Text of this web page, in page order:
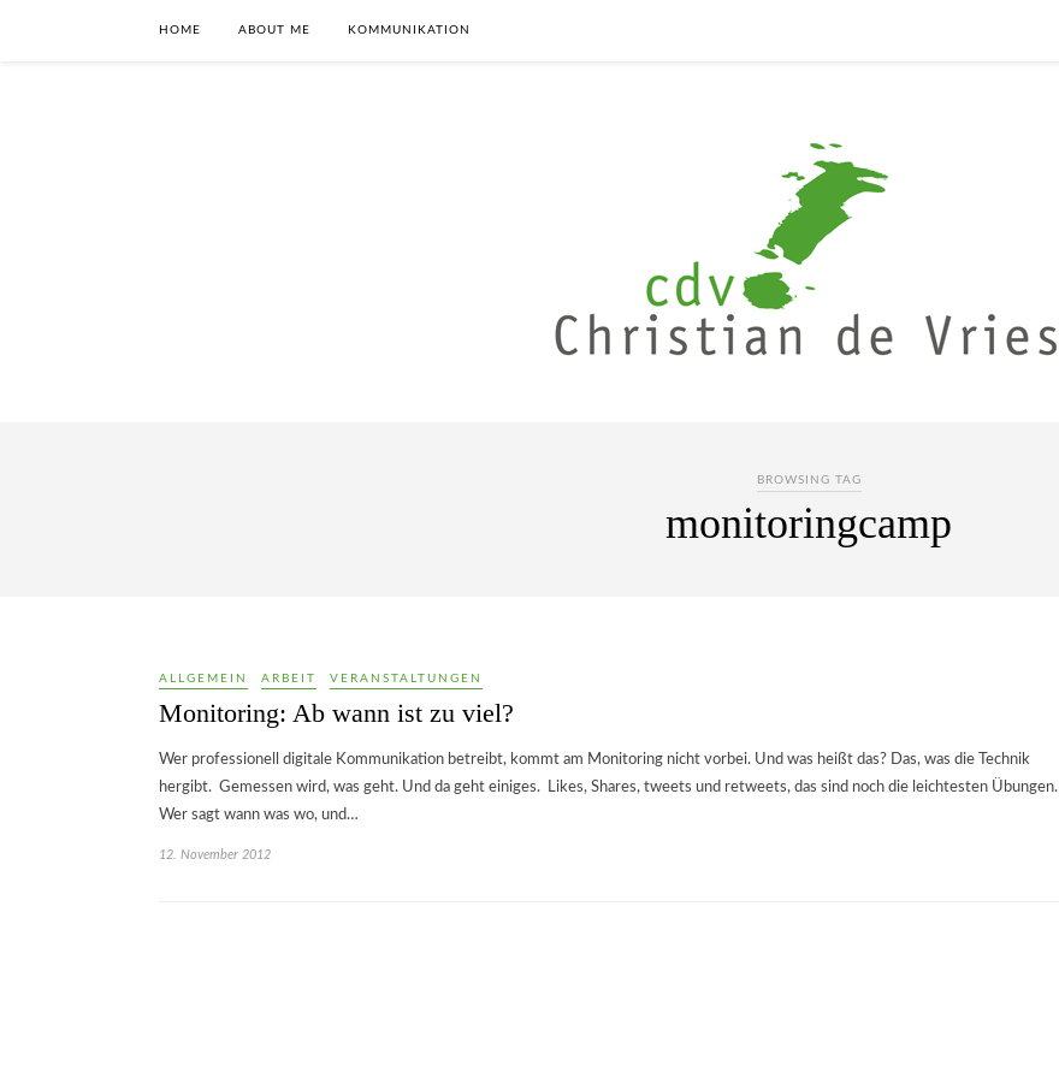
HOME ABOUT ME KOMMUNIKATION
BROWSING TAG
monitoringcamp
ALLGEMEIN ARBEIT VERANSTALTUNGEN
Monitoring: Ab wann ist zu viel?
Wer professionell digitale Kommunikation betreibt, kommt am Monitoring nicht vorbei. Und was heißt das? Das, was die Technik
hergibt. Gemessen wird, was geht. Und da geht einiges. Likes, Shares, tweets und retweets, das sind noch die leichtesten Übungen.
Wer sagt wann was wo, und…
12. November 2012